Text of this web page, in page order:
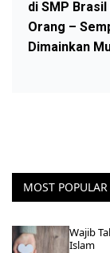
di SMP
Orang –
Dimainkan
MOST POPULAR
Wajib
Islam